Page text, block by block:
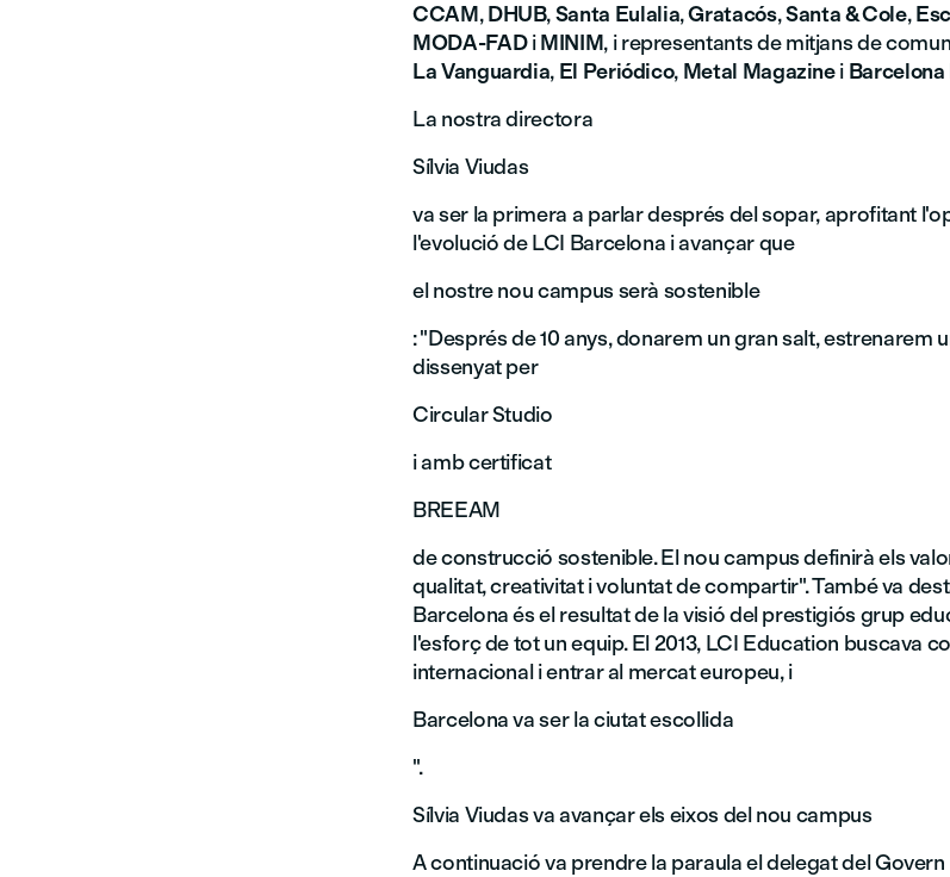
CCAM,DHUB,Santa Eulalia,Gratacós,Santa & Cole,
MODA-FADiMINIM, i representants de mitjans de
La Vanguardia, El Periódico, Metal Magazinei Barcelona
La nostra directora
Sílvia Viudas
va ser la primera a parlar després del sopar, aprofitant
l'evolució de LCI Barcelona i avançar que
el nostre nou campus serà sostenible
: "Després de 10 anys, donarem un gran salt, estrenarem
dissenyat per
Circular Studio
i amb certificat
BREEAM
de construcció sostenible. El nou campus definirà els
qualitat, creativitat i voluntat de compartir". També va
Barcelona és el resultat de la visió del prestigiós grup
l'esforç de tot un equip. El 2013, LCI Education buscava
internacional i entrar al mercat europeu, i
Barcelona va ser la ciutat escollida
".
Sílvia Viudas va avançar els eixos del nou campus
A continuació va prendre la paraula el delegat del Govern